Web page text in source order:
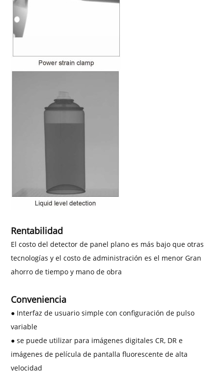
Rentabilidad
El costo del detector de panel plano es más bajo que otras
tecnologías y el costo de administración es el menorGran
ahorro de tiempo y mano de obra
Conveniencia
● Interfaz de usuario simple con configuración de pulso
variable
● se puede utilizar para imágenes digitales CR, DR e
imágenes de película de pantalla fluorescente de alta
velocidad